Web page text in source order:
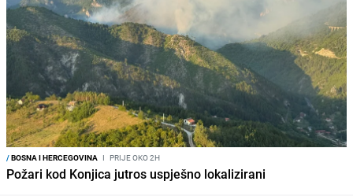
/BOSNA I HERCEGOVINA I PRIJE OKO 2H
Požari kod Konjica jutros uspješno lokalizirani